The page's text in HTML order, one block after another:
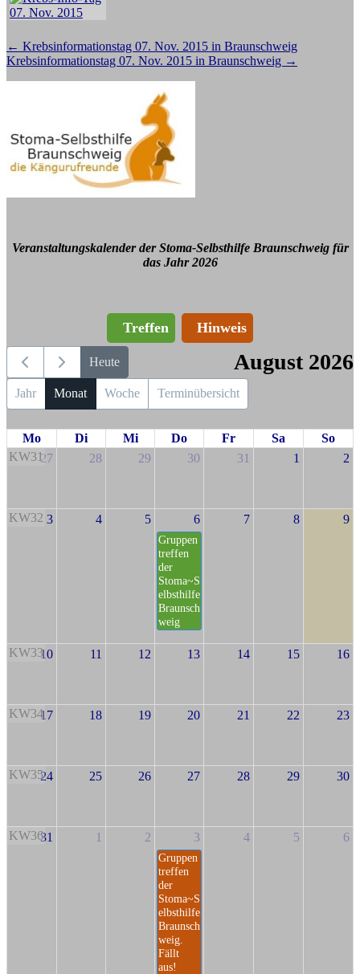
Beitragsnavigation
← Krebsinformationstag 07. Nov. 2015 in Braunschweig
Krebsinformationstag 07. Nov. 2015 in Braunschweig →
Veranstaltungskalender der Stoma-Selbsthilfe Braunschweig für
das Jahr 2026
Treffen Hinweis
Heute August 2026
Jahr Monat Woche Terminübersicht
Mo Di Mi Do Fr Sa
So
KW3127 28 29 30 31 1 2
KW32 3 4 5 6
Gruppen
treffen
der
Stoma~S
elbsthilfe
Braunsch
weig
7 8 9
KW3310 11 12 13 14 15 16
KW3417 18 19 20 21 22 23
KW3524 25 26 27 28 29 30
KW3631 1 2 3
Gruppen
treffen
der
Stoma~S
elbsthilfe
Braunsch
weig.
Fällt
aus!
4 5 6